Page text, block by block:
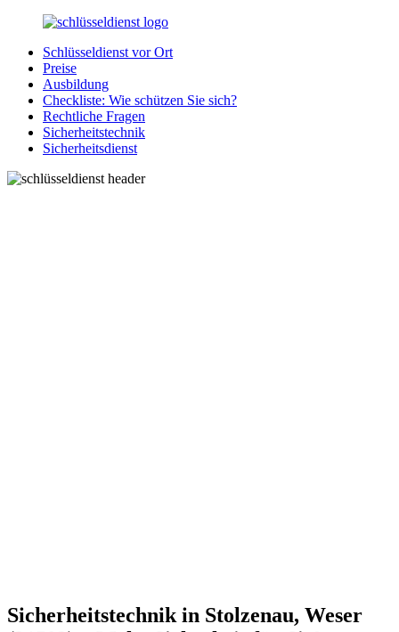
Zurück
Inhalt
SchluesseldienstDirekt.de
Ihre
Notlage
wird
gelöst!
Schlüsseldienst vor Ort
Preise
Ausbildung
Checkliste: Wie schützen Sie sich?
Rechtliche Fragen
Sicherheitstechnik
Sicherheitsdienst
Sicherheitstechnik in Stolzenau, Weser